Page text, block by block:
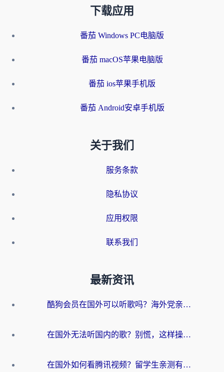
下载应用
番茄 Windows PC电脑版
番茄 macOS苹果电脑版
番茄 ios苹果手机版
番茄 Android安卓手机版
关于我们
服务条款
隐私协议
应用权限
联系我们
最新资讯
酷狗会员在国外可以听歌吗？海外党亲测有效：3步解决音乐权限难题
在国外无法听国内的歌？别慌，这样操作就能畅听QQ音乐（附亲测加速器推荐）
在国外如何看腾讯视频？留学生亲测有效的回国加速方案